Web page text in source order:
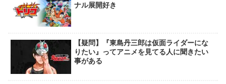
ナル展開好き
【疑問】『東島丹三郎は仮面ライダーにな
りたい』ってアニメを見てる人に聞きたい
事がある